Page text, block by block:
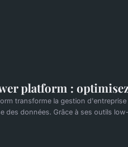
platform :
transforme la gestion
des données. Grâce à ses outils